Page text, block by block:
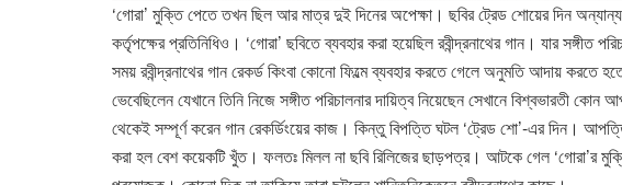
‘গোরা’ মুক্তি পেতে তখন ছিল আর মাত্র দুই দিনের অপেক্ষা। ছবির ট্রেড শোয়ের দিন
কর্তৃপক্ষের প্রতিনিধিও। ‘গোরা’ ছবিতে ব্যবহার করা হয়েছিল রবীন্দ্রনাথের গান। যার সঙ্গীত
সময় রবীন্দ্রনাথের গান রেকর্ড কিংবা কোনো ফিল্মে ব্যবহার করতে গেলে অনুমতি আদায় করতে
ভেবেছিলেন যেখানে তিনি নিজে সঙ্গীত পরিচালনার দায়িত্ব নিয়েছেন সেখানে বিশ্বভারতী
থেকেই সম্পূর্ণ করেন গান রেকর্ডিংয়ের কাজ। কিন্তু বিপত্তি ঘটল ‘ট্রেড শো’-এর দিন।
করা হল বেশ কয়েকটি খুঁত। ফলতঃ মিলল না ছবি রিলিজের ছাড়পত্র। আটকে গেল ‘গোরা’র